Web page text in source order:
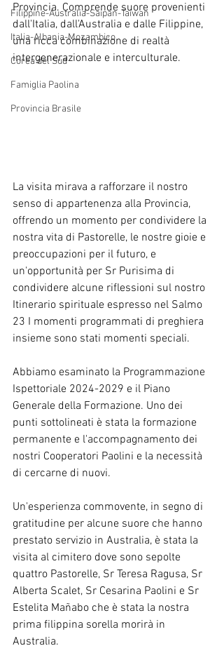
Filippine-Australia-Saipan-Taiwan
Italia-Albania-Mozambico
Corea del Sud
Famiglia Paolina
Provincia Brasile
Provincia. Comprende suore provenienti
dall'Italia, dall'Australia e dalle Filippine,
una ricca combinazione di realtà
intergenerazionale e interculturale.
La visita mirava a rafforzare il nostro
senso di appartenenza alla Provincia,
offrendo un momento per condividere la
nostra vita di Pastorelle, le nostre gioie e
preoccupazioni per il futuro, e
un'opportunità per Sr Purisima di
condividere alcune riflessioni sul nostro
Itinerario spirituale espresso nel Salmo
23 I momenti programmati di preghiera
insieme sono stati momenti speciali.
Abbiamo esaminato la Programmazione
Ispettoriale 2024-2029 e il Piano
Generale della Formazione. Uno dei
punti sottolineati è stata la formazione
permanente e l'accompagnamento dei
nostri Cooperatori Paolini e la necessità
di cercarne di nuovi.
Un'esperienza commovente, in segno di
gratitudine per alcune suore che hanno
prestato servizio in Australia, è stata la
visita al cimitero dove sono sepolte
quattro Pastorelle, Sr Teresa Ragusa, Sr
Alberta Scalet, Sr Cesarina Paolini e Sr
Estelita Mañabo che è stata la nostra
prima filippina sorella morirà in
Australia.